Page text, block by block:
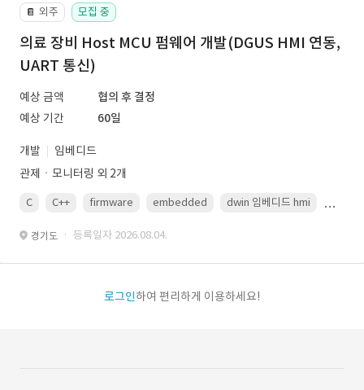
📔 외주 모집 중
의료 장비 Host MCU 펌웨어 개발(DGUS HMI 연동,
UART 통신)
예상 금액
협의 후 결정
예상 기간
60일
개발
임베디드
관제ㆍ모니터링 외 2개
C C++ firmware embedded dwin 임베디드 hmi
경기도 · 등록일자 2026.08.04.
로그인하여 편리하게 이용하세요!